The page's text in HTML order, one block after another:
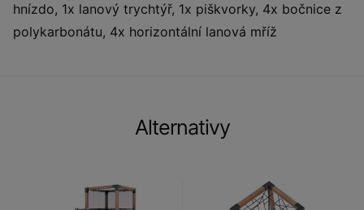
hnízdo, 1x lanový trychtýř, 1x piškvorky, 4x bočnice z
polykarbonátu, 4x horizontální lanová mříž
Alternativy